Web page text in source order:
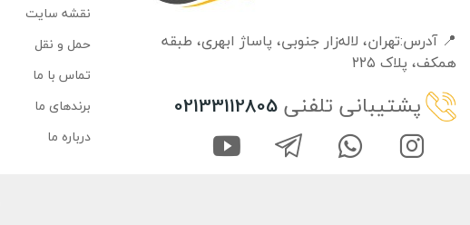
📍 آدرس:تهران، لاله‌زار جنوبی، پاساژ ابهری، طبقه‌
همکف، پلاک ۲۲۵
پشتیبانی تلفنی 02133112805
نقشه سایت
حمل و نقل
تماس با ما
برندهای ما
درباره ما